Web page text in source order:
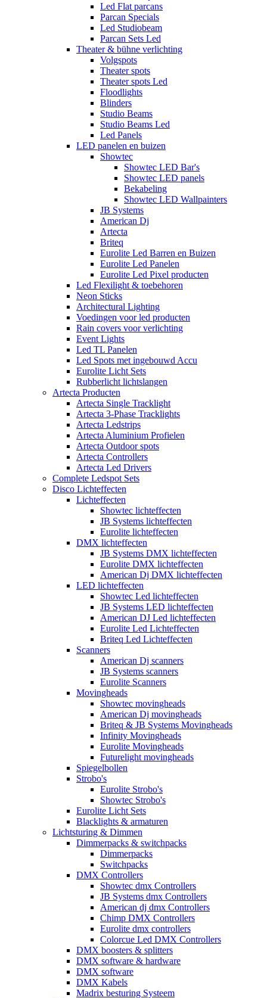
Led Flat parcans
Parcan Specials
Led Studiobeam
Parcan Sets Led
Theater & bühne verlichting
Volgspots
Theater spots
Theater spots Led
Floodlights
Blinders
Studio Beams
Studio Beams Led
Led Panels
LED panelen en buizen
Showtec
Showtec LED Bar's
Showtec LED panels
Bekabeling
Showtec LED Wallpainters
JB Systems
American Dj
Artecta
Briteq
Eurolite Led Barren en Buizen
Eurolite Led Panelen
Eurolite Led Pixel producten
Led Flexilight & toebehoren
Neon Sticks
Architectural Lighting
Voedingen voor led producten
Rain covers voor verlichting
Event Lights
Led TL Panelen
Led Spots met ingebouwd Accu
Eurolite Licht Sets
Rubberlicht lichtslangen
Artecta Producten
Artecta Single Tracklight
Artecta 3-Phase Tracklights
Artecta Ledstrips
Artecta Aluminium Profielen
Artecta Outdoor spots
Artecta Controllers
Artecta Led Drivers
Complete Ledspot Sets
Disco Lichteffecten
Lichteffecten
Showtec lichteffecten
JB Systems lichteffecten
Eurolite lichteffecten
DMX lichteffecten
JB Systems DMX lichteffecten
Eurolite DMX lichteffecten
American Dj DMX lichteffecten
LED lichteffecten
Showtec Led lichteffecten
JB Systems LED lichteffecten
American DJ Led lichteffecten
Eurolite Led Lichteffecten
Briteq Led Lichteffecten
Scanners
American Dj scanners
JB Systems scanners
Eurolite Scanners
Movingheads
Showtec movingheads
American Dj movingheads
Briteq & JB Systems Movingheads
Infinity Movingheads
Eurolite Movingheads
Futurelight movingheads
Spiegelbollen
Strobo's
Eurolite Strobo's
Showtec Strobo's
Eurolite Licht Sets
Blacklights & armaturen
Lichtsturing & Dimmen
Dimmerpacks & switchpacks
Dimmerpacks
Switchpacks
DMX Controllers
Showtec dmx Controllers
JB Systems dmx Controllers
American dj dmx Controllers
Chimp DMX Controllers
Eurolite dmx controllers
Colorcue Led DMX Controllers
DMX boosters & splitters
DMX software & hardware
DMX software
DMX Kabels
Madrix besturing Systeem